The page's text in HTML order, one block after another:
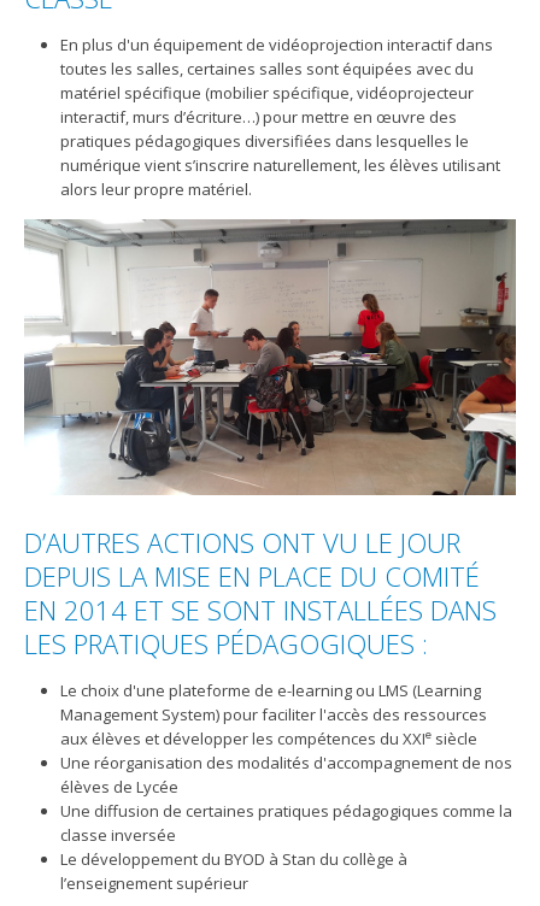
En plus d'un équipement de vidéoprojection interactif dans
toutes les salles, certaines salles sont équipées avec du
matériel spécifique (mobilier spécifique, vidéoprojecteur
interactif, murs d’écriture…) pour mettre en œuvre des
pratiques pédagogiques diversifiées dans lesquelles le
numérique vient s’inscrire naturellement, les élèves utilisant
alors leur propre matériel.
D’AUTRES ACTIONS ONT VU LE JOUR
DEPUIS LA MISE EN PLACE DU COMITÉ
EN 2014 ET SE SONT INSTALLÉES DANS
LES PRATIQUES PÉDAGOGIQUES :
Le choix d'une plateforme de e-learning ou LMS (Learning
Management System) pour faciliter l'accès des ressources
aux élèves et développer les compétences du XXIe siècle
Une réorganisation des modalités d'accompagnement de nos
élèves de Lycée
Une diffusion de certaines pratiques pédagogiques comme la
classe inversée
Le développement du BYOD à Stan du collège à
l’enseignement supérieur